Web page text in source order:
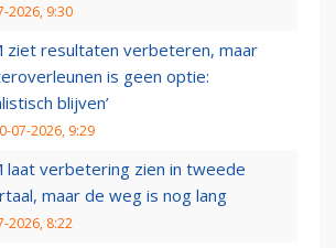
2026, 9:30
ziet resultaten verbeteren, maar
is geen optie:
blijven’
07-2026, 9:29
laat verbetering zien in tweede
maar de weg is nog lang
2026, 8:22